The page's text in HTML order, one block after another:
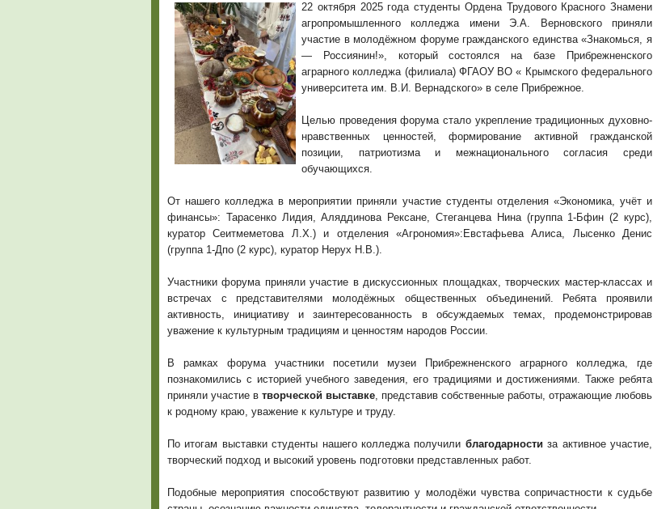
22 октября 2025 года студенты Ордена Трудового Красного Знамени
агропромышленного колледжа имени Э.А. Верновского приняли
участие в молодёжном форуме гражданского единства «Знакомься, я
— Россиянин!», который состоялся на базе Прибрежненского
аграрного колледжа (филиала) ФГАОУ ВО « Крымского федерального
университета им. В.И. Вернадского» в селе Прибрежное.
Целью проведения форума стало укрепление традиционных духовно-
нравственных ценностей, формирование активной гражданской
позиции, патриотизма и межнационального согласия среди
обучающихся.
От нашего колледжа в мероприятии приняли участие студенты отделения «Экономика, учёт и
финансы»: Тарасенко Лидия, Аляддинова Рексане, Стеганцева Нина (группа 1-Бфин (2 курс),
куратор Сеитмеметова Л.Х.) и отделения «Агрономия»:Евстафьева Алиса, Лысенко Денис
(группа 1-Дпо (2 курс), куратор Нерух Н.В.).
Участники форума приняли участие в дискуссионных площадках, творческих мастер-классах и
встречах с представителями молодёжных общественных объединений. Ребята проявили
активность, инициативу и заинтересованность в обсуждаемых темах, продемонстрировав
уважение к культурным традициям и ценностям народов России.
В рамках форума участники посетили музеи Прибрежненского аграрного колледжа, где
познакомились с историей учебного заведения, его традициями и достижениями. Также ребята
приняли участие в творческой выставке, представив собственные работы, отражающие любовь
к родному краю, уважение к культуре и труду.
По итогам выставки студенты нашего колледжа получили благодарностиза активное участие,
творческий подход и высокий уровень подготовки представленных работ.
Подобные мероприятия способствуют развитию у молодёжи чувства сопричастности к судьбе